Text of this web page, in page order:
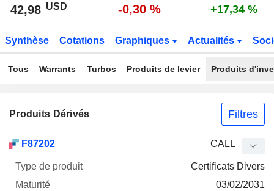
42,98 USD -0,30 % +17,34 %
Synthèse Cotations Graphiques Actualités
Tous Warrants Turbos Produits de levier Produits
Produits Dérivés Filtres
Mnemo Type produit
Elasticité Levier Parité
F87202 CALL
Certificats Divers
03/02/2031